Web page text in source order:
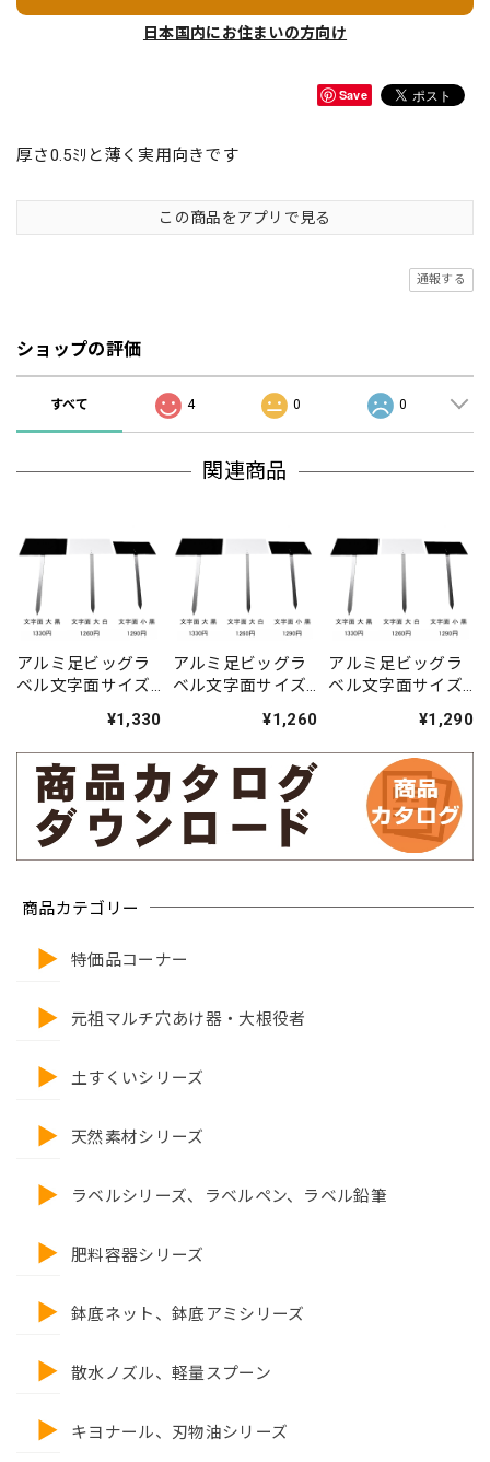
商品カテゴリー
特価品コーナー
元祖マルチ穴あけ器・大根役者
土すくいシリーズ
天然素材シリーズ
ラベルシリーズ、ラベルペン、ラベル鉛筆
肥料容器シリーズ
鉢底ネット、鉢底アミシリーズ
散水ノズル、軽量スプーン
キヨナール、刃物油シリーズ
日本国内にお住まいの方向け
Save
厚さ0.5ﾐﾘと薄く実用向きです
この商品をアプリで見る
通報する
ショップの評価
すべて 4 0 0
関連商品
アルミ足ビッグラ
ベル文字面サイズ
¥1,330
アルミ足ビッグラ
ベル文字面サイズ
¥1,260
アルミ足ビッグラ
ベル文字面サイズ
¥1,290